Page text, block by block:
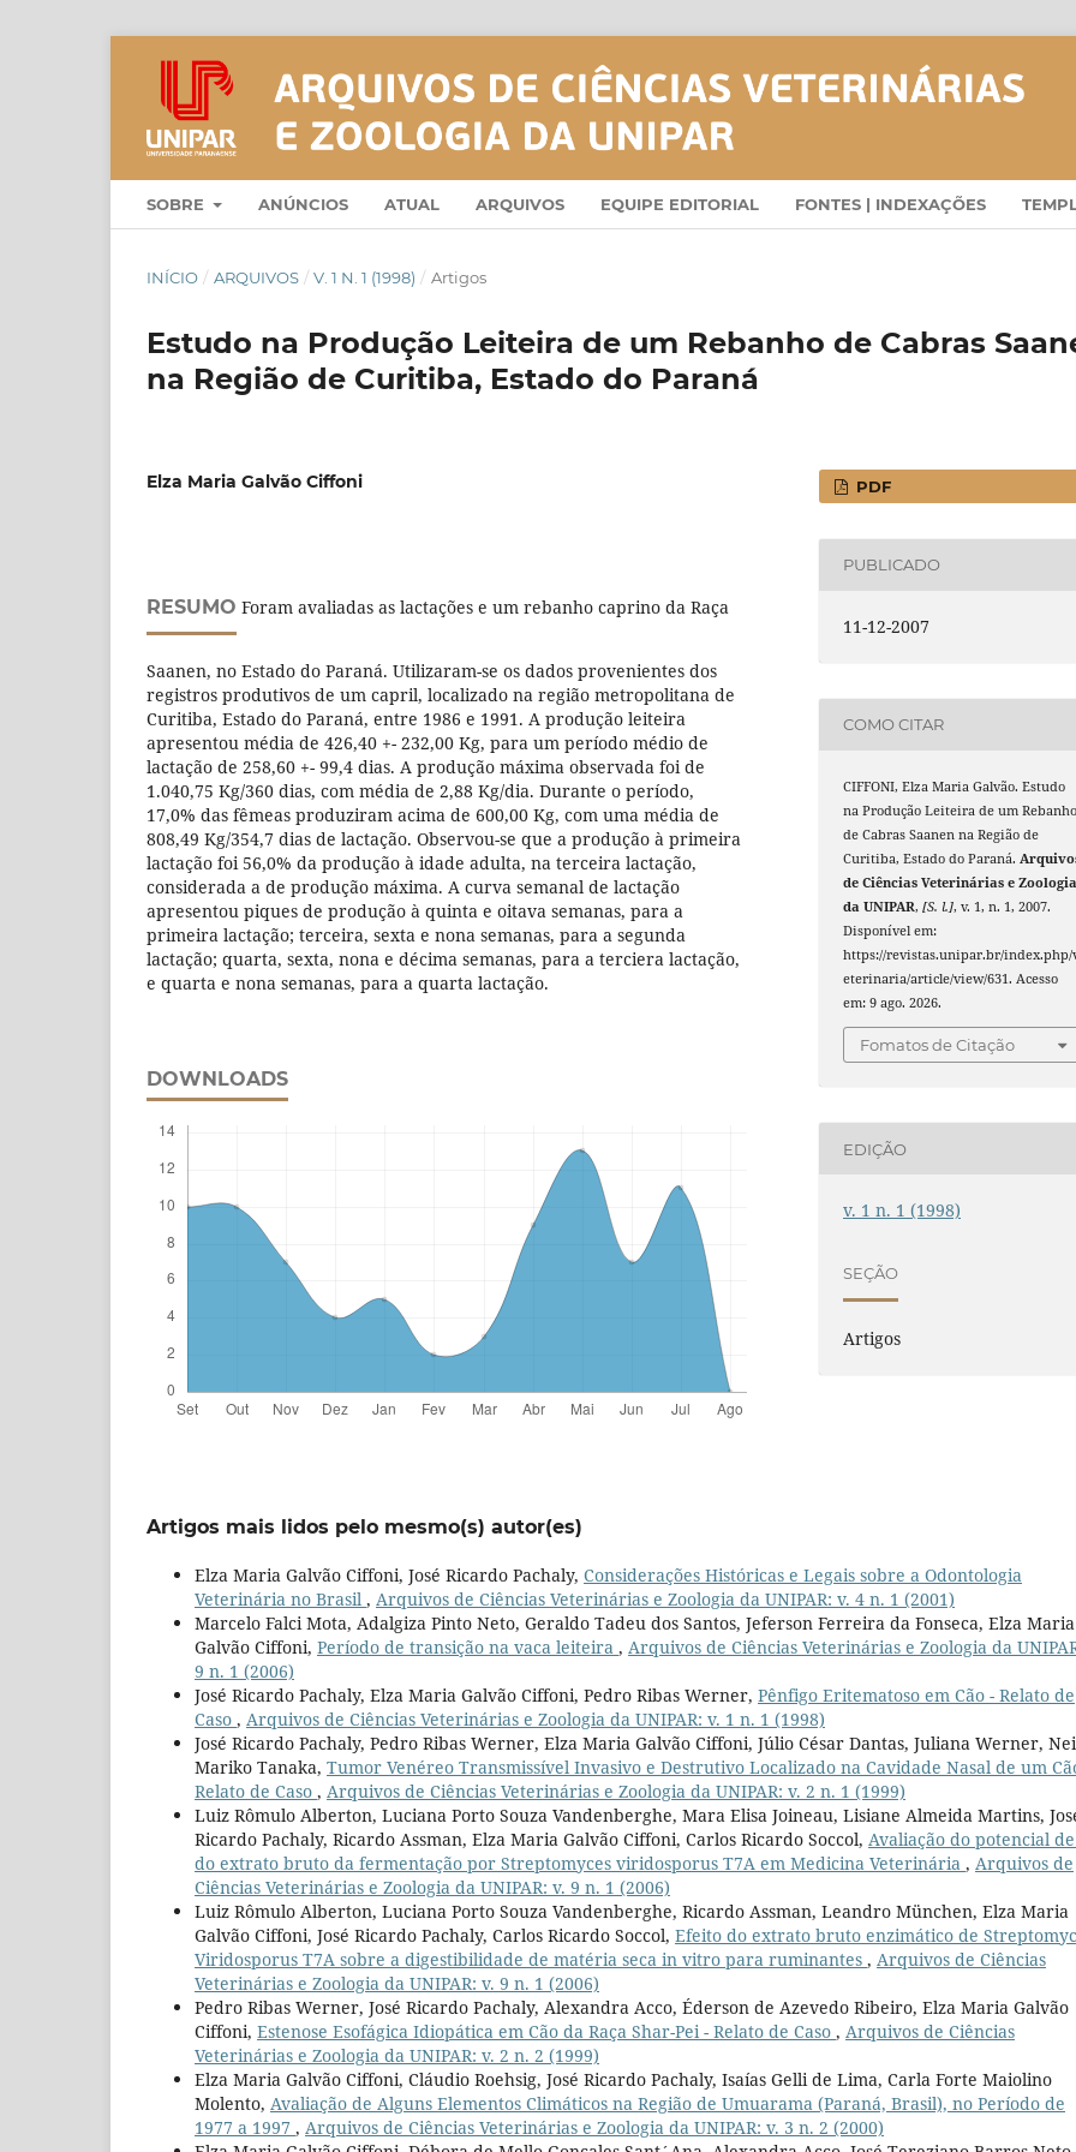
SOBRE ANÚNCIOS ATUAL ARQUIVOS EQUIPE EDITORIAL FONTES | INDEXAÇÕES
INÍCIO / ARQUIVOS / V. 1 N. 1 (1998) / Artigos
Estudo na Produção Leiteira de um Rebanho de Cabras
na Região de Curitiba, Estado do Paraná
Elza Maria Galvão Ciffoni
RESUMO Foram avaliadas as lactações e um rebanho caprino da Raça
Saanen, no Estado do Paraná. Utilizaram-se os dados provenientes dos
registros produtivos de um capril, localizado na região metropolitana de
Curitiba, Estado do Paraná, entre 1986 e 1991. A produção leiteira
apresentou média de 426,40 +- 232,00 Kg, para um período médio de
lactação de 258,60 +- 99,4 dias. A produção máxima observada foi de
1.040,75 Kg/360 dias, com média de 2,88 Kg/dia. Durante o período,
17,0% das fêmeas produziram acima de 600,00 Kg, com uma média de
808,49 Kg/354,7 dias de lactação. Observou-se que a produção à primeira
lactação foi 56,0% da produção à idade adulta, na terceira lactação,
considerada a de produção máxima. A curva semanal de lactação
apresentou piques de produção à quinta e oitava semanas, para a
primeira lactação; terceira, sexta e nona semanas, para a segunda
lactação; quarta, sexta, nona e décima semanas, para a terciera lactação,
e quarta e nona semanas, para a quarta lactação.
DOWNLOADS
PDF
PUBLICADO
11-12-2007
COMO CITAR
CIFFONI, Elza Maria Galvão. Estudo
na Produção Leiteira de um Rebanho
de Cabras Saanen na Região de
Curitiba, Estado do Paraná.
de Ciências Veterinárias e Zoologia
da UNIPAR,[S. l.], v. 1, n. 1, 2007.
Disponível em:
https://revistas.unipar.br/index.php/
eterinaria/article/view/631. Acesso
em: 9 ago. 2026.
Fomatos de Citação
EDIÇÃO
v. 1 n. 1 (1998)
SEÇÃO
Artigos
Artigos mais lidos pelo mesmo(s) autor(es)
Elza Maria Galvão Ciffoni, José Ricardo Pachaly, Considerações Históricas e Legais sobre a Odontologia
Veterinária no Brasil , Arquivos de Ciências Veterinárias e Zoologia da UNIPAR: v. 4 n. 1 (2001)
Marcelo Falci Mota, Adalgiza Pinto Neto, Geraldo Tadeu dos Santos, Jeferson Ferreira da Fonseca, Elza Maria
Galvão Ciffoni, Período de transição na vaca leiteira , Arquivos de Ciências Veterinárias e Zoologia da
9 n. 1 (2006)
José Ricardo Pachaly, Elza Maria Galvão Ciffoni, Pedro Ribas Werner, Pênfigo Eritematoso em Cão - Relato de
Caso , Arquivos de Ciências Veterinárias e Zoologia da UNIPAR: v. 1 n. 1 (1998)
José Ricardo Pachaly, Pedro Ribas Werner, Elza Maria Galvão Ciffoni, Júlio César Dantas, Juliana Werner,
Mariko Tanaka, Tumor Venéreo Transmissível Invasivo e Destrutivo Localizado na Cavidade Nasal de um
Relato de Caso , Arquivos de Ciências Veterinárias e Zoologia da UNIPAR: v. 2 n. 1 (1999)
Luiz Rômulo Alberton, Luciana Porto Souza Vandenberghe, Mara Elisa Joineau, Lisiane Almeida Martins,
Ricardo Pachaly, Ricardo Assman, Elza Maria Galvão Ciffoni, Carlos Ricardo Soccol, Avaliação do potencial
do extrato bruto da fermentação por Streptomyces viridosporus T7A em Medicina Veterinária , Arquivos de
Ciências Veterinárias e Zoologia da UNIPAR: v. 9 n. 1 (2006)
Luiz Rômulo Alberton, Luciana Porto Souza Vandenberghe, Ricardo Assman, Leandro München, Elza Maria
Galvão Ciffoni, José Ricardo Pachaly, Carlos Ricardo Soccol, Efeito do extrato bruto enzimático de
Viridosporus T7A sobre a digestibilidade de matéria seca in vitro para ruminantes , Arquivos de Ciências
Veterinárias e Zoologia da UNIPAR: v. 9 n. 1 (2006)
Pedro Ribas Werner, José Ricardo Pachaly, Alexandra Acco, Éderson de Azevedo Ribeiro, Elza Maria Galvão
Ciffoni, Estenose Esofágica Idiopática em Cão da Raça Shar-Pei - Relato de Caso , Arquivos de Ciências
Veterinárias e Zoologia da UNIPAR: v. 2 n. 2 (1999)
Elza Maria Galvão Ciffoni, Cláudio Roehsig, José Ricardo Pachaly, Isaías Gelli de Lima, Carla Forte Maiolino
Molento, Avaliação de Alguns Elementos Climáticos na Região de Umuarama (Paraná, Brasil), no Período de
1977 a 1997 , Arquivos de Ciências Veterinárias e Zoologia da UNIPAR: v. 3 n. 2 (2000)